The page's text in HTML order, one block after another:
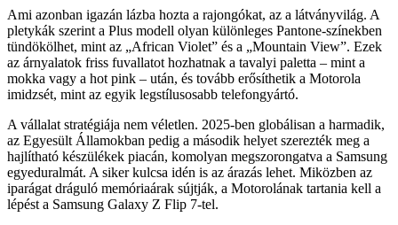
Ami azonban igazán lázba hozta a rajongókat, az a látványvilág. A
pletykák szerint a Plus modell olyan különleges Pantone-színekben
tündökölhet, mint az „African Violet” és a „Mountain View”. Ezek
az árnyalatok friss fuvallatot hozhatnak a tavalyi paletta – mint a
mokka vagy a hot pink – után, és tovább erősíthetik a Motorola
imidzsét, mint az egyik legstílusosabb telefongyártó.
A vállalat stratégiája nem véletlen. 2025-ben globálisan a harmadik,
az Egyesült Államokban pedig a második helyet szerezték meg a
hajlítható készülékek piacán, komolyan megszorongatva a Samsung
egyeduralmát. A siker kulcsa idén is az árazás lehet. Miközben az
iparágat dráguló memóriaárak sújtják, a Motorolának tartania kell a
lépést a Samsung Galaxy Z Flip 7-tel.